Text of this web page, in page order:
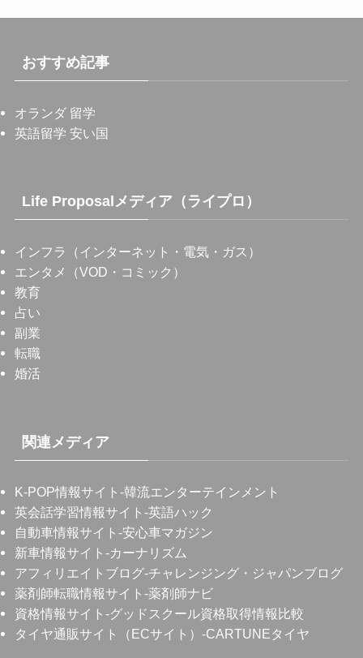
おすすめ記事
オランダ 留学
英語留学 安い国
Life Proposalメディア（ライプロ）
インフラ（インターネット・電気・ガス）
エンタメ（VOD・コミック）
教育
占い
副業
転職
婚活
関連メディア
K-POP情報サイト -韓流エンターテインメント
英会話学習情報サイト -英語ハック
自動車情報サイト -安心車マガジン
新車情報サイト -カーナリズム
アフィリエイトブログ-チャレンジング・ジャパンブログ
薬剤師転職情報サイト -薬剤師ナビ
資格情報サイト -グッドスクール資格取得情報比較
タイヤ通販サイト（ECサイト） -CARTUNEタイヤ